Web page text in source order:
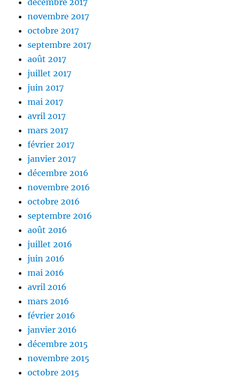
novembre 2017
octobre 2017
septembre 2017
août 2017
juillet 2017
juin 2017
mai 2017
avril 2017
mars 2017
février 2017
janvier 2017
décembre 2016
novembre 2016
octobre 2016
septembre 2016
août 2016
juillet 2016
juin 2016
mai 2016
avril 2016
mars 2016
février 2016
janvier 2016
décembre 2015
novembre 2015
octobre 2015